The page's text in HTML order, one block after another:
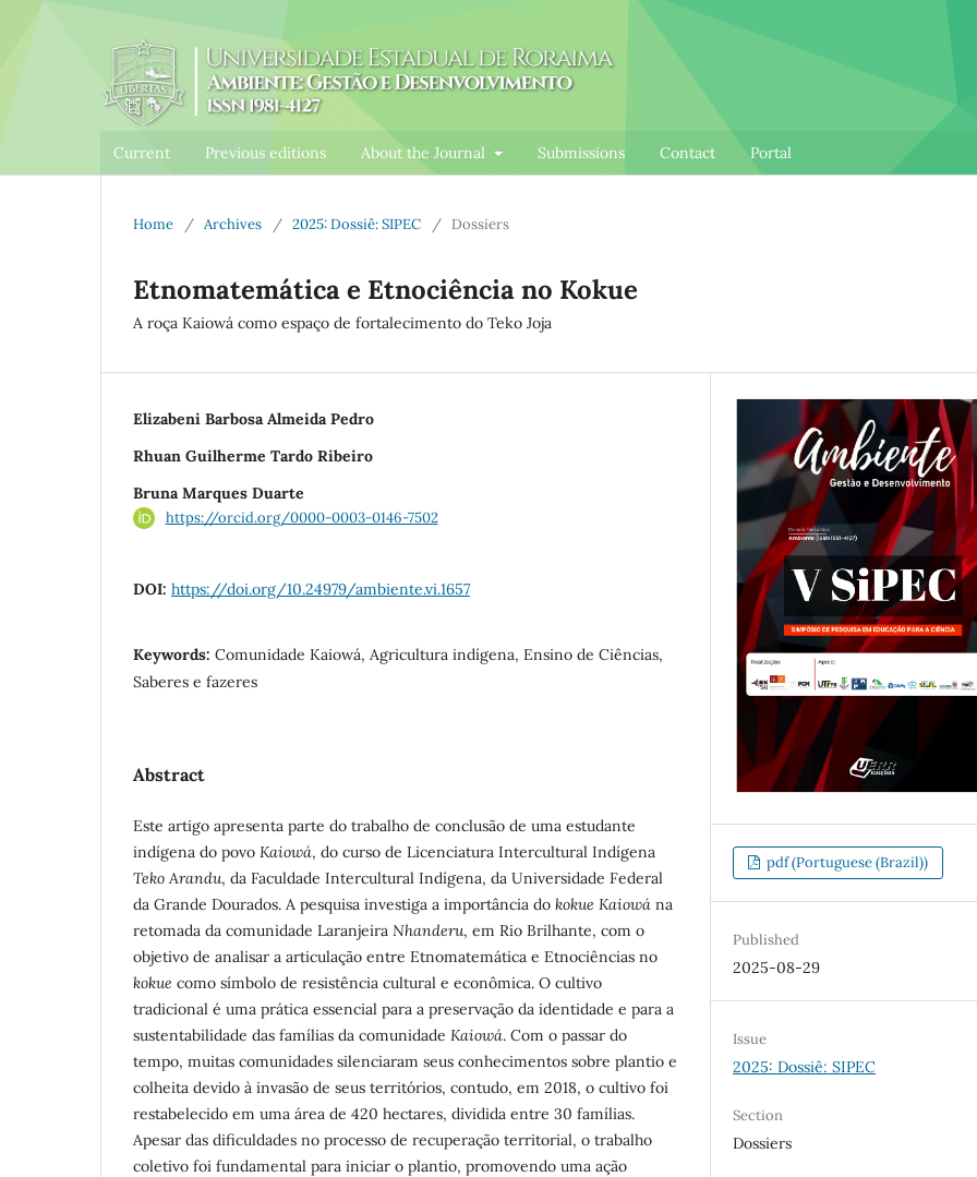
Current Previous editions About the Journal Submissions Contact Portal
Home / Archives / 2025: Dossiê: SIPEC / Dossiers
Etnomatemática e Etnociência no Kokue
A roça Kaiowá como espaço de fortalecimento do Teko Joja
Elizabeni Barbosa Almeida Pedro
Rhuan Guilherme Tardo Ribeiro
Bruna Marques Duarte
https://orcid.org/0000-0003-0146-7502
DOI: https://doi.org/10.24979/ambiente.vi.1657
Keywords: Comunidade Kaiowá, Agricultura indígena, Ensino de Ciências,
Saberes e fazeres
Abstract
Este artigo apresenta parte do trabalho de conclusão de uma estudante
indígena do povo Kaiowá, do curso de Licenciatura Intercultural Indígena
Teko Arandu, da Faculdade Intercultural Indígena, da Universidade Federal
da Grande Dourados. A pesquisa investiga a importância do kokue Kaiowá na
retomada da comunidade Laranjeira Nhanderu, em Rio Brilhante, com o
objetivo de analisar a articulação entre Etnomatemática e Etnociências no
kokue como símbolo de resistência cultural e econômica. O cultivo
tradicional é uma prática essencial para a preservação da identidade e para a
sustentabilidade das famílias da comunidade Kaiowá. Com o passar do
tempo, muitas comunidades silenciaram seus conhecimentos sobre plantio e
colheita devido à invasão de seus territórios, contudo, em 2018, o cultivo foi
restabelecido em uma área de 420 hectares, dividida entre 30 famílias.
Apesar das dificuldades no processo de recuperação territorial, o trabalho
coletivo foi fundamental para iniciar o plantio, promovendo uma ação
pdf (Portuguese (Brazil))
Published
2025-08-29
Issue
2025: Dossiê: SIPEC
Section
Dossiers